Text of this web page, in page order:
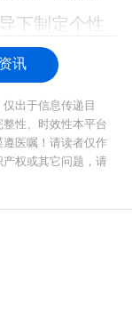
下制定个性
讯
出于信息传递目
性、时效性本平台
医嘱！请读者仅作
权或其它问题，请